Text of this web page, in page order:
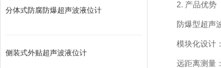
分体式防腐防爆超声波液位计
侧装式外贴超声波液位计
2. 产品优势
防爆型超声
模块化设计
远距离测量